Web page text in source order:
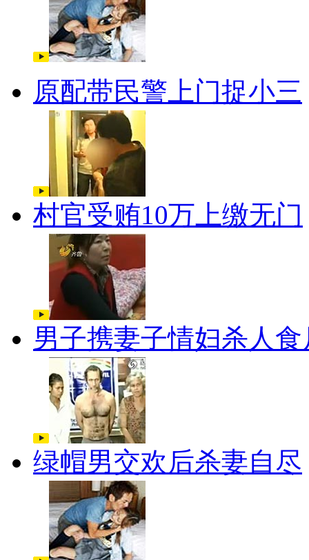
原配带民警上门捉小三
村官受贿10万上缴无门
男子携妻子情妇杀人食
绿帽男交欢后杀妻自尽